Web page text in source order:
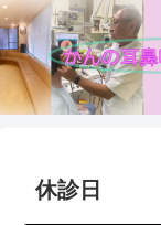
休診日